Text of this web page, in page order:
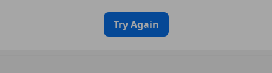
Try Again